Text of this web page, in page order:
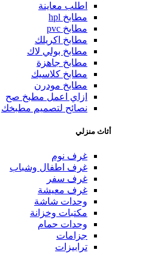
اطلب معاينة
مطابخ hpl
مطابخ pvc
مطابخ اكريلك
مطابخ بولي لاك
مطابخ جاهزة
مطابخ كلاسيك
مطابخ مودرن
ازاي اعمل مطبخ صح
نصائح لتصميم مطبخك
أثاث منزلي
غرف نوم
غرف اطفال وشباب
غرف سفر
غرف معيشة
وحدات شاشة
مكتبات وخزانة
وحدات حمام
جزامات
ترابيزات